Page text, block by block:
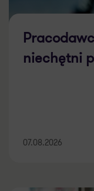
niechętni
07.08.2026